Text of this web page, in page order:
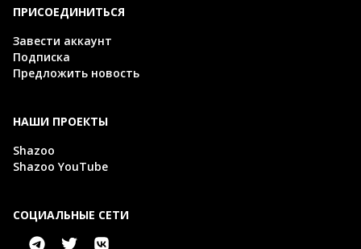
ПРИСОЕДИНИТЬСЯ
Завести аккаунт
Подписка
Предложить новость
НАШИ ПРОЕКТЫ
Shazoo
Shazoo YouTube
СОЦИАЛЬНЫЕ СЕТИ